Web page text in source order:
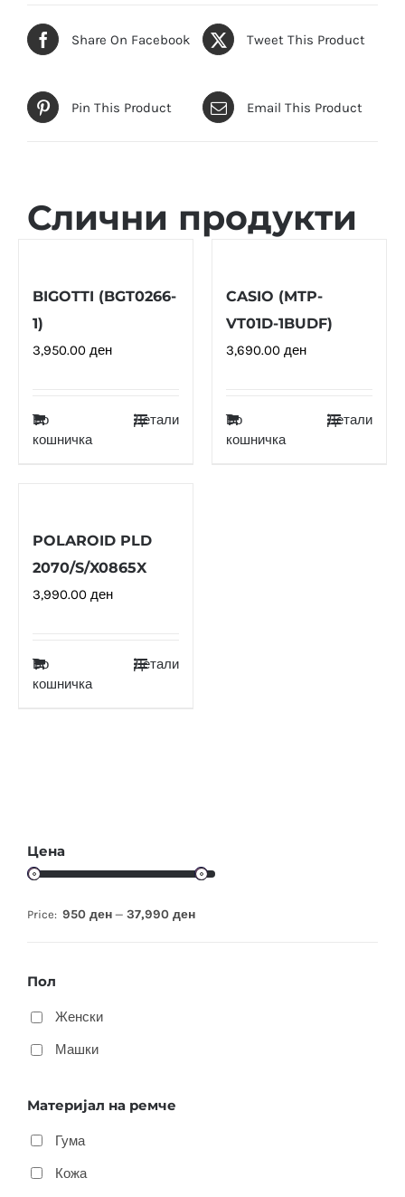
Share On Facebook Tweet This Product
Pin This Product Email This Product
Слични продукти
BIGOTTI (BGT0266-
1)
3,950.00 ден
Во
кошничка
Детали
CASIO (MTP-
VT01D-1BUDF)
3,690.00 ден
Во
кошничка
Детали
POLAROID PLD
2070/S/X0865X
3,990.00 ден
Во
кошничка
Детали
Цена
Price: 950 ден — 37,990 ден
Пол
Женски
Машки
Материјал на ремче
Гума
Кожа